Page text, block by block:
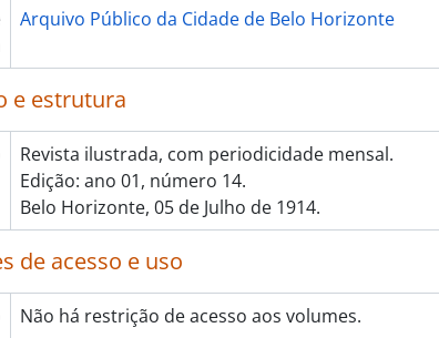
Arquivo Público da Cidade de Belo Horizonte
e estrutura
Revista ilustrada, com periodicidade mensal.
Edição: ano 01, número 14.
Belo Horizonte, 05 de Julho de 1914.
de acesso e uso
Não há restrição de acesso aos volumes.